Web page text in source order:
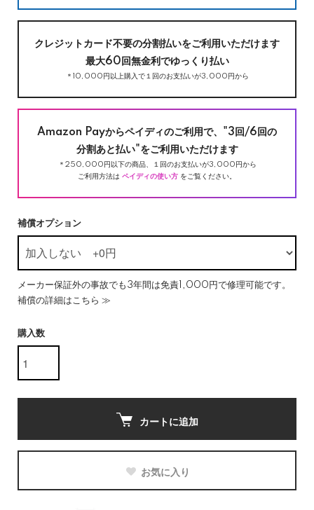
クレジットカード不要の分割払いをご利用いただけます
最大60回無金利でゆっくり払い
＊10,000円以上購入で１回のお支払いが3,000円から
Amazon Payからペイディのご利用で、"3回/6回の
分割あと払い"をご利用いただけます
＊250,000円以下の商品、１回のお支払いが3,000円から
ご利用方法は ペイディの使い方 をご覧ください。
補償オプション
メーカー保証外の事故でも3年間は免責1,000円で修理可能です。
補償の詳細はこちら ≫
購入数
カートに追加
お気に入り